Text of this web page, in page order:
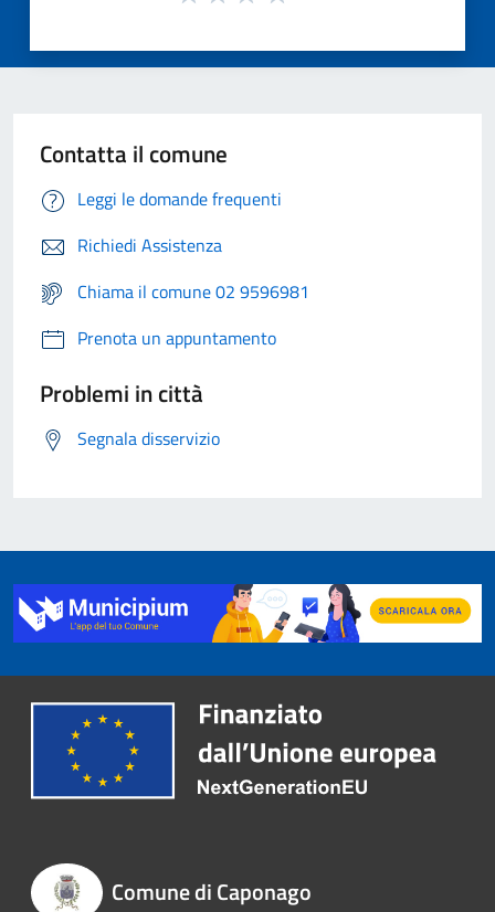
Contatta il comune
Leggi le domande frequenti
Richiedi Assistenza
Chiama il comune 02 9596981
Prenota un appuntamento
Problemi in città
Segnala disservizio
Comune di Caponago